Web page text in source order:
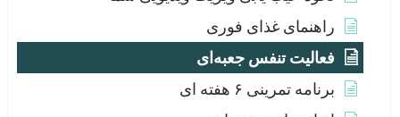
راهنمای غذای فوری
فعالیت تنفس جعبه‌ای
برنامه تمرینی ۶ هفته ای